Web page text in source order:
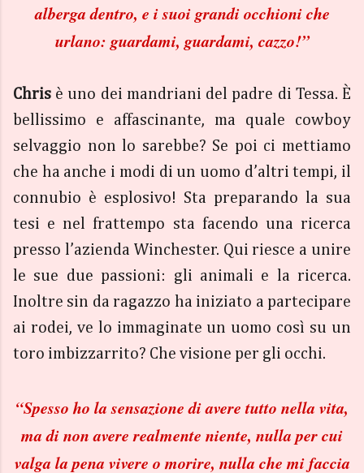
alberga dentro, e i suoi grandi occhioni che
urlano: guardami, guardami, cazzo!”
Chris è uno dei mandriani del padre di Tessa. È
bellissimo e affascinante, ma quale cowboy
selvaggio non lo sarebbe? Se poi ci mettiamo
che ha anche i modi di un uomo d’altri tempi, il
connubio è esplosivo! Sta preparando la sua
tesi e nel frattempo sta facendo una ricerca
presso l’azienda Winchester. Qui riesce a unire
le sue due passioni: gli animali e la ricerca.
Inoltre sin da ragazzo ha iniziato a partecipare
ai rodei, ve lo immaginate un uomo così su un
toro imbizzarrito? Che visione per gli occhi.
“Spesso ho la sensazione di avere tutto nella vita,
ma di non avere realmente niente, nulla per cui
valga la pena vivere o morire, nulla che mi faccia